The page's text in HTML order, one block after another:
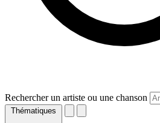
Rechercher un artiste ou une chanson
Thématiques